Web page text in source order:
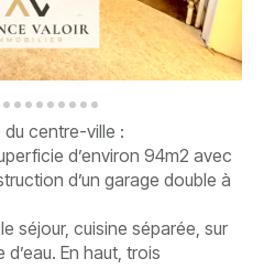
du centre-ville :
d’environ 94m2 avec
d’un garage double à
séjour, cuisine séparée, sur
En haut, trois